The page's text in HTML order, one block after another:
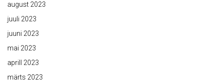
august 2023
juuli 2023
juuni 2023
mai 2023
aprill 2023
märts 2023